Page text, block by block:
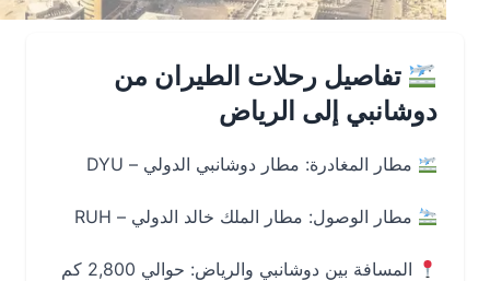
تفاصيل رحلات الطيران من
دوشانبي إلى الرياض
مطار المغادرة: مطار دوشانبي الدولي – DYU
مطار الوصول: مطار الملك خالد الدولي – RUH
المسافة بين دوشانبي والرياض: حوالي 2,800 كم